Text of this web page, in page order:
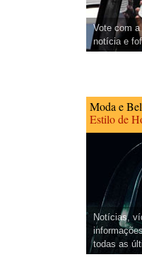
Vote com
notícia e
Moda e
Estilo de
Notícias,
todas as